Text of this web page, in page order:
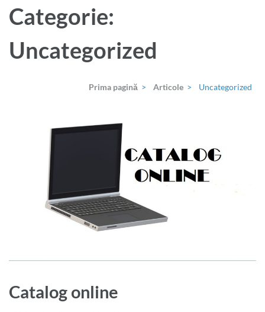
Categorie:
Uncategorized
Prima pagină > Articole > Uncategorized
Catalog online